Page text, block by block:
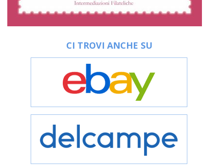
CI TROVI ANCHE SU